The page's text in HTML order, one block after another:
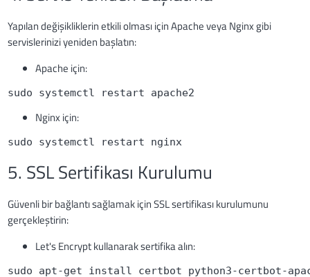
Yapılan değişikliklerin etkili olması için Apache veya Nginx gibi
servislerinizi yeniden başlatın:
Apache için:
sudo systemctl restart apache2
Nginx için:
sudo systemctl restart nginx
5. SSL Sertifikası Kurulumu
Güvenli bir bağlantı sağlamak için SSL sertifikası kurulumunu
gerçekleştirin:
Let's Encrypt kullanarak sertifika alın:
sudo apt-get install certbot python3-certbot-